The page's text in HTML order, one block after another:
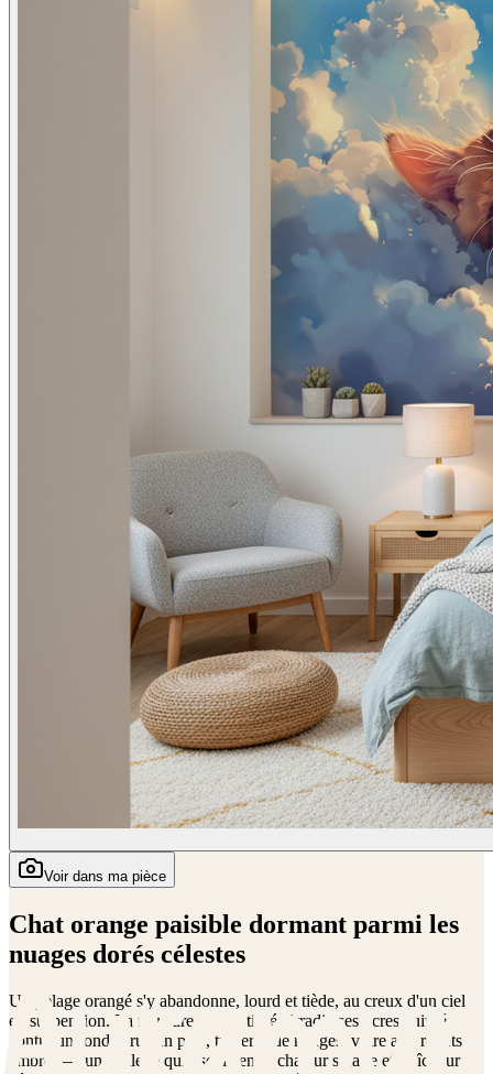
Voir dans ma pièce
Chat orange paisible dormant parmi les
nuages dorés célestes
Un pelage orangé s'y abandonne, lourd et tiède, au creux d'un ciel
en suspension. La fourrure rousse tigrée irradie ses ocres cuivrés
contre un fond céruléen pâle, traversé de nuages ivoire aux reflets
ambrés — une palette qui oscille entre chaleur solaire et fraîcheur